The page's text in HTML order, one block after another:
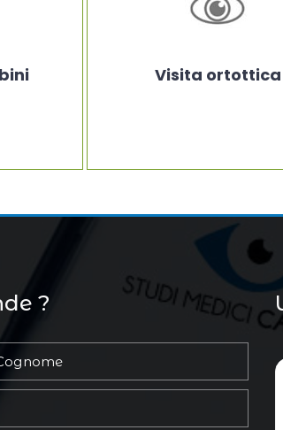
Visita ortottica
?